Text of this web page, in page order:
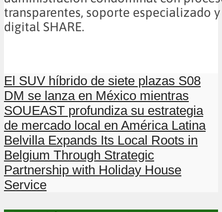
transparentes, soporte especializado
digital SHARE.
El SUV híbrido de siete plazas S08
DM se lanza en México mientras
SOUEAST profundiza su estrategia
de mercado local en América Latina
Belvilla Expands Its Local Roots in
Belgium Through Strategic
Partnership with Holiday House
Service